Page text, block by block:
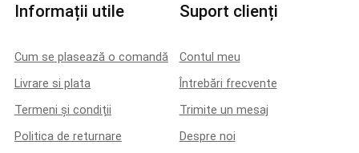
Informații utile
Cum se plasează o comandă
Livrare si plata
Termeni și condiții
Politica de returnare
Suport clienți
Contul meu
Întrebări frecvente
Trimite un mesaj
Despre noi